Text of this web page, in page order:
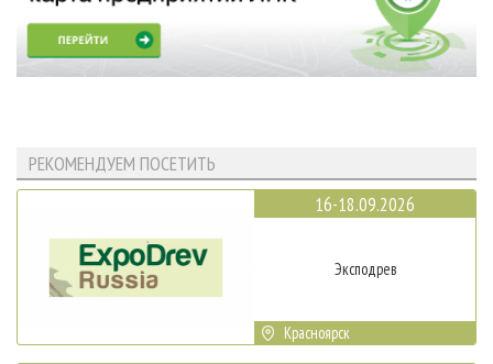
РЕКОМЕНДУЕМ ПОСЕТИТЬ
16-18.09.2026
Эксподрев
Красноярск